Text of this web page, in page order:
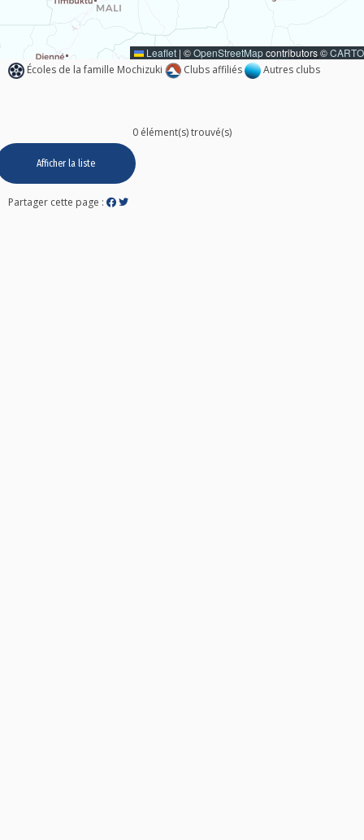
Leaflet | ©OpenStreetMapcontributors ©CARTO
Écoles de la famille Mochizuki
Clubs affiliés Autres clubs
0 élément(s) trouvé(s)
Afficher la liste
Partager cette page :